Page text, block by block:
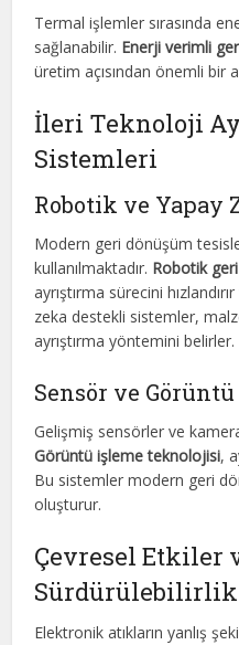
Termal işlemler sırasında
sağlanabilir. Enerji verimli
üretim açısından önemli bir
İleri Teknoloji
Sistemleri
Robotik ve Yapay
Modern geri dönüşüm
kullanılmaktadır. Robotik
ayrıştırma sürecini
zeka destekli sistemler,
ayrıştırma yöntemini belirler.
Sensör ve
Gelişmiş sensörler ve
Görüntü işleme teknolojisi,
Bu sistemler modern geri
oluşturur.
Çevresel Etkiler
Sürdürülebilirlik
Elektronik atıkların yanlış